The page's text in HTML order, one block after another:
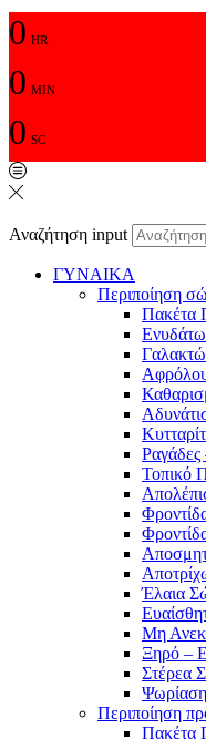
0 HR
0 MIN
0 SC
Αναζήτηση input
ΓΥΝΑΙΚΑ
Περιποίηση
Πακέτα
Ραγάδες
Τοπικό
Έλαια
Μη
Ξηρό –
Στέρεα
Ψωρίαση
Περιποίηση
Πακέτα